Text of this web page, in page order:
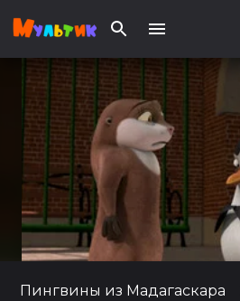
Пингвины из Мадагаскара